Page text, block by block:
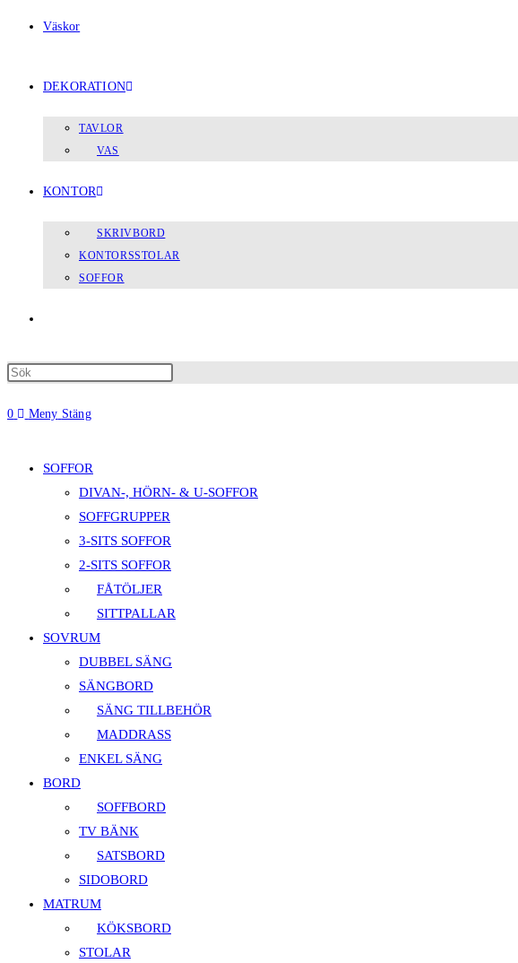
Väskor
DEKORATION
TAVLOR
VAS
KONTOR
SKRIVBORD
KONTORSSTOLAR
SOFFOR
på/av
0 Meny Stäng
SOFFOR
DIVAN-, HÖRN- & U-SOFFOR
SOFFGRUPPER
3-SITS SOFFOR
2-SITS SOFFOR
FÅTÖLJER
SITTPALLAR
SOVRUM
DUBBEL SÄNG
SÄNGBORD
SÄNG TILLBEHÖR
MADDRASS
ENKEL SÄNG
BORD
SOFFBORD
TV BÄNK
SATSBORD
SIDOBORD
MATRUM
KÖKSBORD
STOLAR